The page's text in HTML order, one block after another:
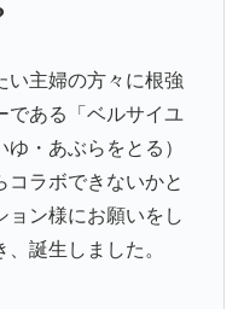
い主婦の方々に根強
である「ベルサイユ
・あぶらをとる）
コラボできないかと
ョン様にお願いをし
誕生しました。